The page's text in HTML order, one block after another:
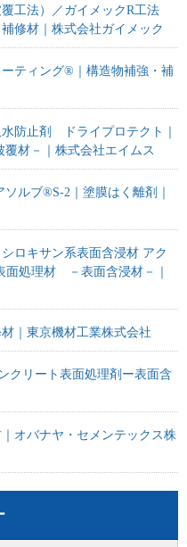
工法）／ガイメックR工法
修材｜株式会社ガイメック
ティング®｜構造物補強・補
防止剤 ドライプロテクト｜
材－｜株式会社エイムス
ルブ®S-2｜塗膜はく離剤｜
ロキサン系表面含浸材 アク
面処理材 －表面含浸材－｜
｜東京機材工業株式会社
クリート表面処理剤ー表面含
オバナヤ・セメンテックス株